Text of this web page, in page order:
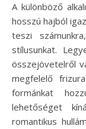
A különböző
hosszú hajból
teszi
stílusunkat.
összejövetelről
megfelelő
formánkat
lehetőséget
romantikus